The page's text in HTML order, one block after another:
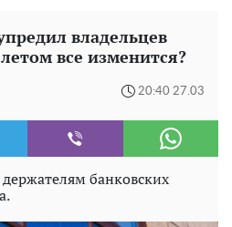
владельцев
все изменится?
20:40 27.03
банковских